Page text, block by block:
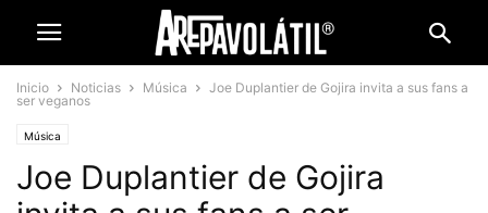
Inicio Noticias Música
Joe Duplantier de Gojira invita a sus fans a
ser veganos
Música
Joe Duplantier de Gojira